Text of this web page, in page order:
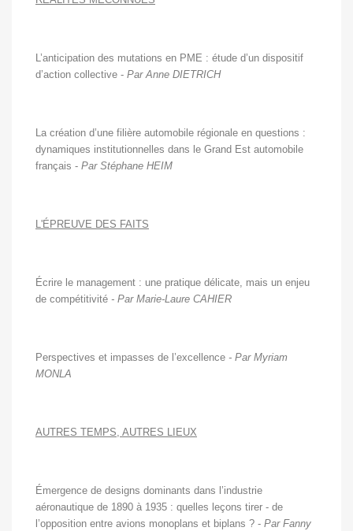
L’anticipation des mutations en PME : étude d’un dispositif
d’action collective - Par Anne DIETRICH
La création d’une filière automobile régionale en questions :
dynamiques institutionnelles dans le Grand Est automobile
français - Par Stéphane HEIM
L'ÉPREUVE DES FAITS
Écrire le management : une pratique délicate, mais un enjeu
de compétitivité - Par Marie-Laure CAHIER
Perspectives et impasses de l’excellence - Par Myriam
MONLA
AUTRES TEMPS, AUTRES LIEUX
Émergence de designs dominants dans l’industrie
aéronautique de 1890 à 1935 : quelles leçons tirer - de
l’opposition entre avions monoplans et biplans ? - Par Fanny